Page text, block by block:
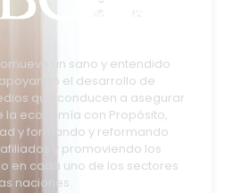
un sano y entendido
el desarrollo de
que conducen a asegurar
la economía con Propósito,
y formando y reformando
y promoviendo los
en cada uno de los sectores
naciones.